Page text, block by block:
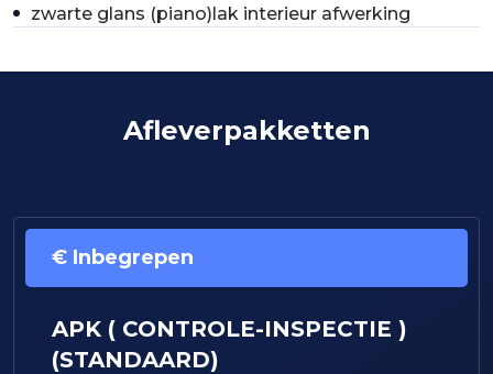
zwarte glans (piano)lak interieur afwerking
Afleverpakketten
€ Inbegrepen
APK ( CONTROLE-INSPECTIE )
(STANDAARD)